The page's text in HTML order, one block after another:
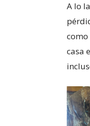
A lo
casa